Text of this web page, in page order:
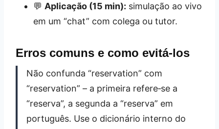
💬 Aplicação (15 min): simulação ao vivo
em um “chat” com colega ou tutor.
Erros comuns e como evitá‑los
Não confunda “reservation” com
“reservation” – a primeira refere‑se a
“reserva”, a segunda a “reserva” em
português. Use o dicionário interno do